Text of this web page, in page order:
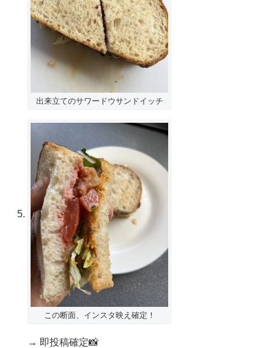
出来立てのサワードウサンドイッチ
この断面、インスタ映え確定！
→ 即投稿確定📸